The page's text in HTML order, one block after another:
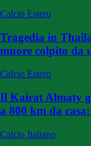
Calcio Estero
Tragedia in
muore colpito da
Calcio Estero
Il Kairat Almaty
a 800 km da
Calcio Italiano